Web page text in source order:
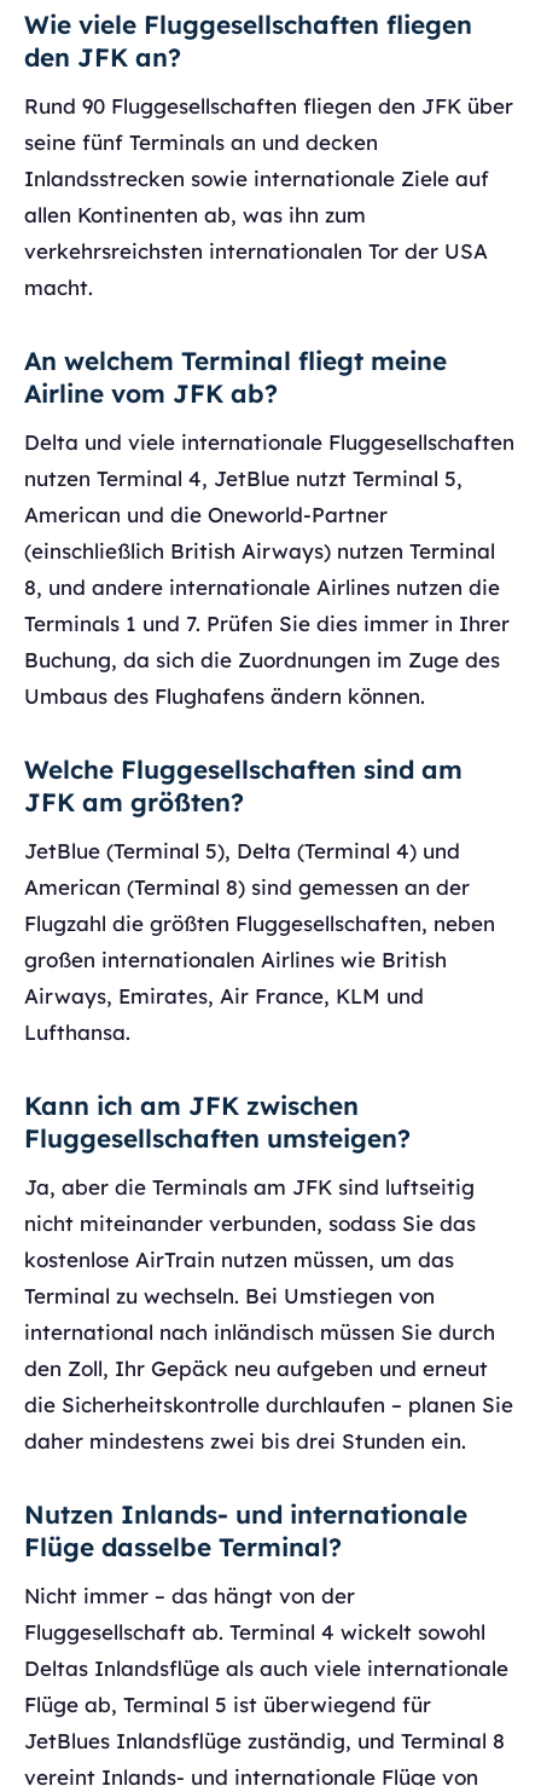
Wie viele Fluggesellschaften fliegen
den JFK an?
Rund 90 Fluggesellschaften fliegen den JFK über
seine fünf Terminals an und decken
Inlandsstrecken sowie internationale Ziele auf
allen Kontinenten ab, was ihn zum
verkehrsreichsten internationalen Tor der USA
macht.
An welchem Terminal fliegt meine
Airline vom JFK ab?
Delta und viele internationale Fluggesellschaften
nutzen Terminal 4, JetBlue nutzt Terminal 5,
American und die Oneworld-Partner
(einschließlich British Airways) nutzen Terminal
8, und andere internationale Airlines nutzen die
Terminals 1 und 7. Prüfen Sie dies immer in Ihrer
Buchung, da sich die Zuordnungen im Zuge des
Umbaus des Flughafens ändern können.
Welche Fluggesellschaften sind am
JFK am größten?
JetBlue (Terminal 5), Delta (Terminal 4) und
American (Terminal 8) sind gemessen an der
Flugzahl die größten Fluggesellschaften, neben
großen internationalen Airlines wie British
Airways, Emirates, Air France, KLM und
Lufthansa.
Kann ich am JFK zwischen
Fluggesellschaften umsteigen?
Ja, aber die Terminals am JFK sind luftseitig
nicht miteinander verbunden, sodass Sie das
kostenlose AirTrain nutzen müssen, um das
Terminal zu wechseln. Bei Umstiegen von
international nach inländisch müssen Sie durch
den Zoll, Ihr Gepäck neu aufgeben und erneut
die Sicherheitskontrolle durchlaufen – planen Sie
daher mindestens zwei bis drei Stunden ein.
Nutzen Inlands- und internationale
Flüge dasselbe Terminal?
Nicht immer – das hängt von der
Fluggesellschaft ab. Terminal 4 wickelt sowohl
Deltas Inlandsflüge als auch viele internationale
Flüge ab, Terminal 5 ist überwiegend für
JetBlues Inlandsflüge zuständig, und Terminal 8
vereint Inlands- und internationale Flüge von